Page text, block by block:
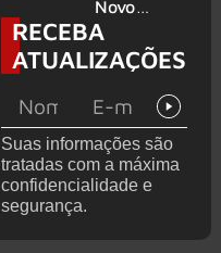
possibilida
de de
deixar os
palcos
Novo
single
‘Welcome
To Life’ é
RECEBA
ATUALIZAÇÕES
Suas informações são
tratadas com a máxima
confidencialidade e
segurança.